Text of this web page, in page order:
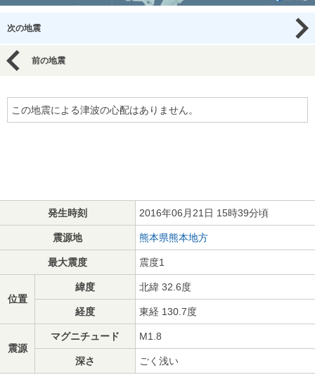
次の地震
前の地震
この地震による津波の心配はありません。
発生時刻 2016年06月21日 15時39分頃
震源地 熊本県熊本地方
最大震度 震度1
位置
緯度 北緯 32.6度
経度 東経 130.7度
震源
マグニチュード M1.8
深さ ごく浅い